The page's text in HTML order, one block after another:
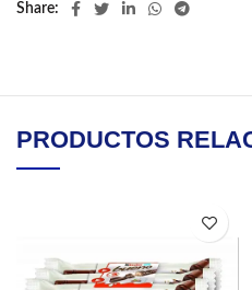
Share
PRODUCTOS